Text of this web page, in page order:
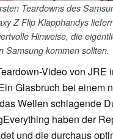
Teardowns des
Z Flip Klapphandys
Hinweise, die
Samsung kommen sollten.
Video von JRE
Glasbruch bei einem
Wellen schlagende
haben der
und die durchaus